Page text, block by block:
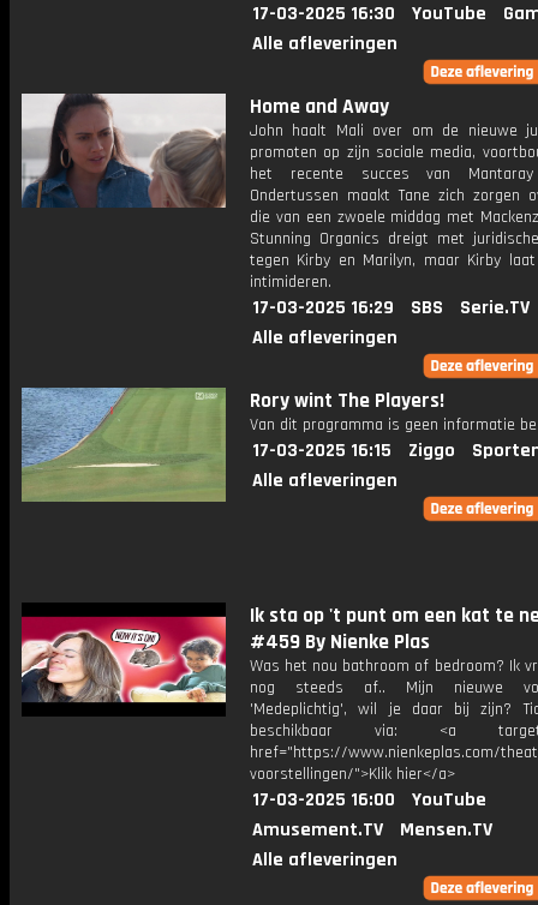
17-03-2025 16:30 YouTube
Alle afleveringen
Home and Away
John haalt Mali over om de nieuwe
promoten op zijn sociale media,
het recente succes van Mantaray
Ondertussen maakt Tane zich zorgen
die van een zwoele middag met
Stunning Organics dreigt met
tegen Kirby en Marilyn, maar Kirby
intimideren.
17-03-2025 16:29 SBS
Serie.TV
Alle afleveringen
Rory wint The Players!
Van dit programma is geen informatie
17-03-2025 16:15 Ziggo
Alle afleveringen
Ik sta op 't punt om een kat te
#459 By Nienke Plas
Was het nou bathroom of bedroom? Ik
nog steeds af.. Mijn nieuwe
'Medeplichtig', wil je daar bij zijn?
beschikbaar via: <a
href="https://www.nienkeplas.com/
voorstellingen/">Klik hier</a>
17-03-2025 16:00
YouTube
Amusement.TV
Mensen.TV
Alle afleveringen